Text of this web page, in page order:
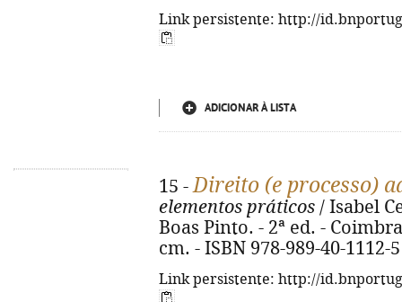
Link persistente: http://
ADICIONAR À LISTA
15 -Direito (e processo)
elementos práticos / Isabel
Boas Pinto. - 2ª ed. -
cm. - ISBN 978-989-40-1112-5
Link persistente: http://